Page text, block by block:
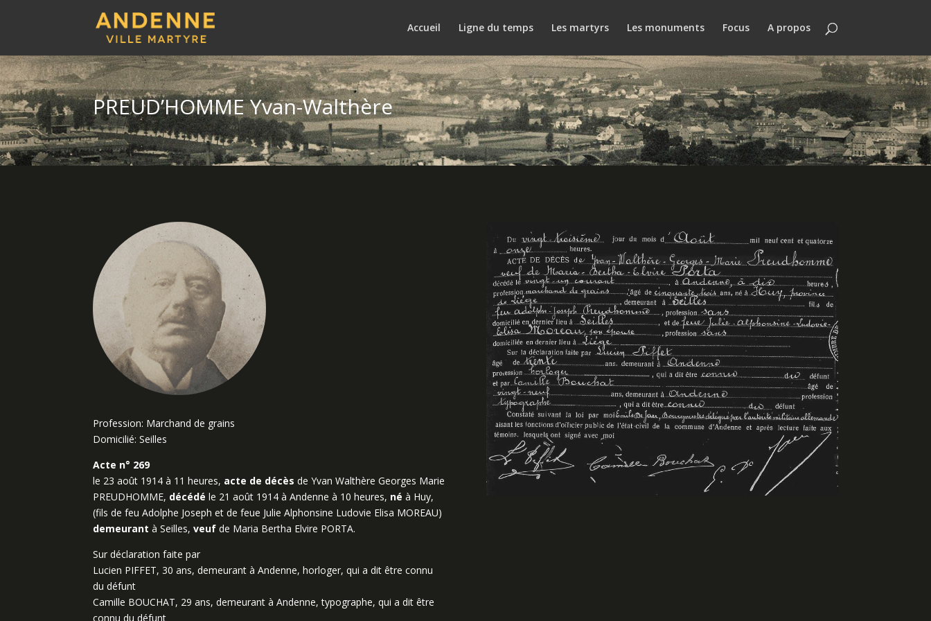
Accueil Ligne du temps Les martyrs Les monuments Focus A propos
PREUD’HOMME Yvan-Walthère
Profession: Marchand de grains
Domicilié: Seilles
Acte n° 269
le 23 août 1914 à 11 heures, acte de décès de Yvan Walthère Georges Marie
PREUDHOMME, décédé le 21 août 1914 à Andenne à 10 heures, né à Huy,
(fils de feu Adolphe Joseph et de feue Julie Alphonsine Ludovie Elisa MOREAU)
demeurant à Seilles,veuf de Maria Bertha Elvire PORTA.
Sur déclaration faite par
Lucien PIFFET, 30 ans, demeurant à Andenne, horloger, qui a dit être connu
du défunt
Camille BOUCHAT, 29 ans, demeurant à Andenne, typographe, qui a dit être
connu du défunt